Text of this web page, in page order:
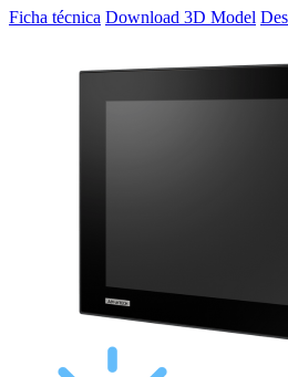
Ficha técnica Download 3D Model